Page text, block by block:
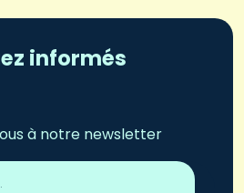
informés
à notre newsletter